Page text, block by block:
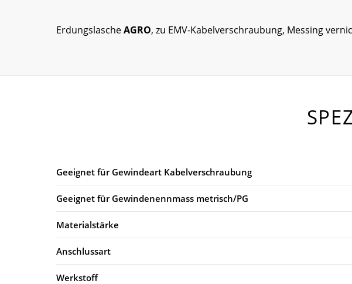
ErdungslascheAGRO, zu EMV-Kabelverschraubung, Messing
Geeignet für Gewindeart Kabelverschraubung
Geeignet für Gewindenennmass metrisch/PG
Materialstärke
Anschlussart
Werkstoff